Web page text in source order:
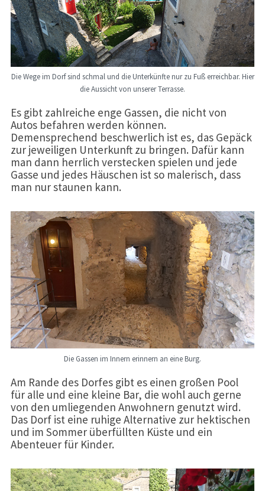
Die Wege im Dorf sind schmal und die Unterkünfte nur zu Fuß erreichbar. Hier
die Aussicht von unserer Terrasse.
Es gibt zahlreiche enge Gassen, die nicht von
Autos befahren werden können.
Demensprechend beschwerlich ist es, das Gepäck
zur jeweiligen Unterkunft zu bringen. Dafür kann
man dann herrlich verstecken spielen und jede
Gasse und jedes Häuschen ist so malerisch, dass
man nur staunen kann.
Die Gassen im Innern erinnern an eine Burg.
Am Rande des Dorfes gibt es einen großen Pool
für alle und eine kleine Bar, die wohl auch gerne
von den umliegenden Anwohnern genutzt wird.
Das Dorf ist eine ruhige Alternative zur hektischen
und im Sommer überfüllten Küste und ein
Abenteuer für Kinder.